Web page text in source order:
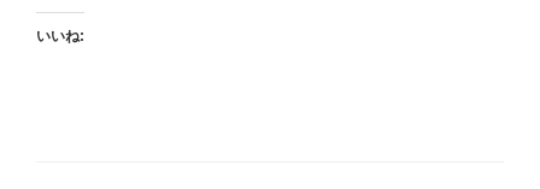
いいね: